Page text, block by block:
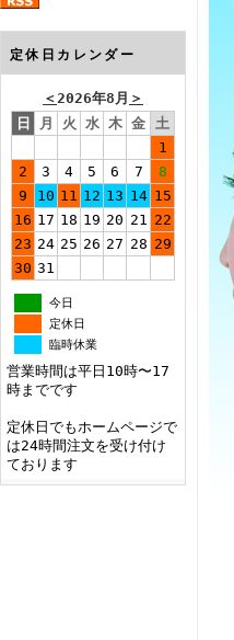
定休日カレンダー
＜2026年8月 ＞
日
月 火 水 木 金 土
1
2
3 4 5 6 7
8
9
10 11 12 13 14 15
16 17 18 19 20 21 22
23 24 25 26 27 28 29
30 31
今日
定休日
臨時休業
営業時間は平日10時〜17
時までです
定休日でもホームページで
は24時間注文を受け付け
ております